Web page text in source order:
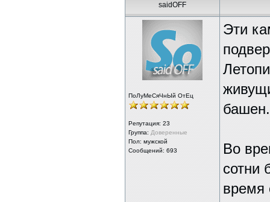
saidOFF
ПоЛуМеСяЧнЫй ОтЕц
Репутация: 23
Группа: Доверенные
Пол: мужской
Сообщений: 693
Эти
башен.
Во
сотни
время